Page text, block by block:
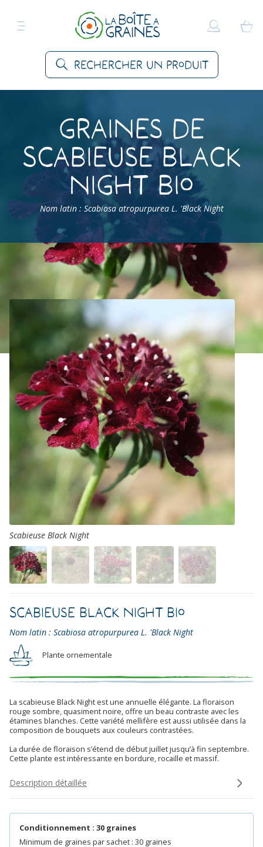
Rechercher un produit
Graines de
Scabieuse Black
Night Bio
Nom latin : Scabiosa atropurpurea L. 'Black Night
Accueil > Produits > Graines Fleurs > Fleurs annuelles
Scabieuse Black Night Bio
Scabieuse Black Night
Scabieuse Black Night Bio
Nom latin : Scabiosa atropurpurea L. 'Black Night
Plante ornementale
La scabieuse Black Night est une annuelle élégante. La floraison
rouge sombre, quasiment noire, offre un beau contraste avec les
étamines blanches. Cette variété mellifère est aussi utilisée dans la
composition de bouquets aux couleurs contrastées.
La durée de floraison s’étend de début juillet jusqu’à fin septembre.
Cette plante est intéressante en bordure, rocaille et massif.
Description détaillée
Conditionnement : 30 graines
Minimum de graines par sachet : 30 graines